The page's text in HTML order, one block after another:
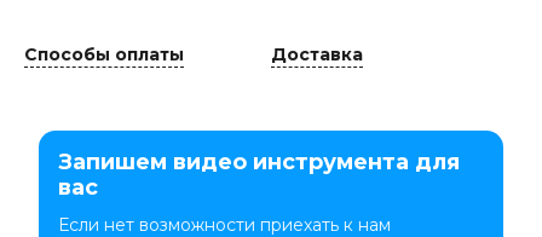
Способы оплаты Доставка
Запишем видео инструмента для
вас
Если нет возможности приехать к нам